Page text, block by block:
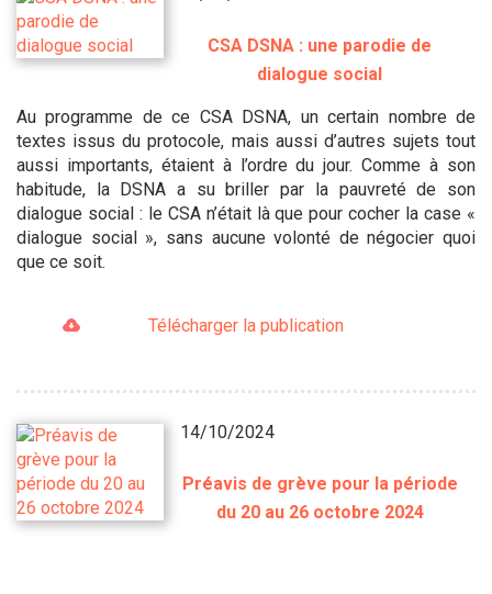
CSA DSNA : une parodie de
dialogue social
Au programme de ce CSA DSNA, un certain nombre de
textes issus du protocole, mais aussi d’autres sujets tout
aussi importants, étaient à l’ordre du jour. Comme à son
habitude, la DSNA a su briller par la pauvreté de son
dialogue social : le CSA n’était là que pour cocher la case «
dialogue social », sans aucune volonté de négocier quoi
que ce soit.
Télécharger la publication
14/10/2024
Préavis de grève pour la période
du 20 au 26 octobre 2024